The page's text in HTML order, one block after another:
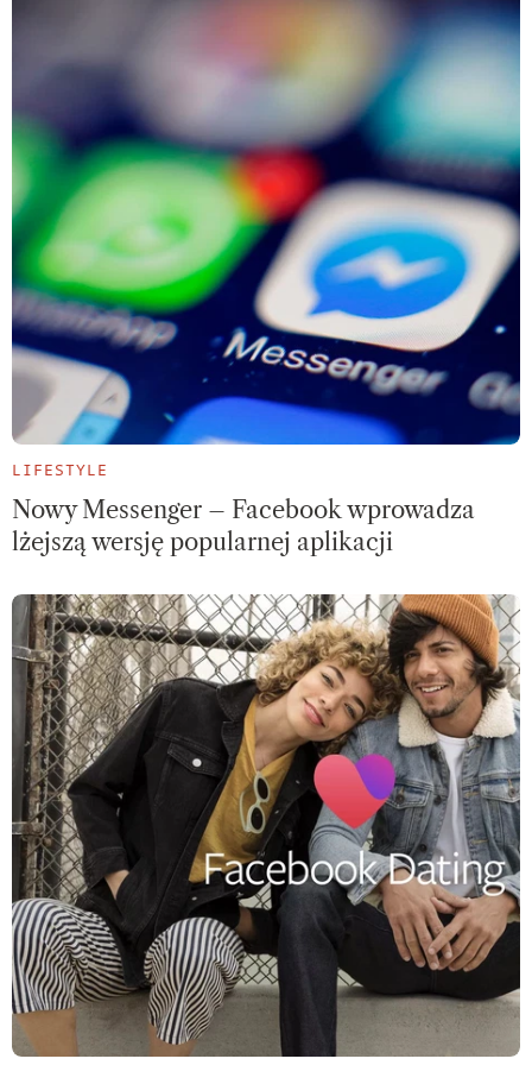
LIFESTYLE
Nowy Messenger – Facebook wprowadza
lżejszą wersję popularnej aplikacji